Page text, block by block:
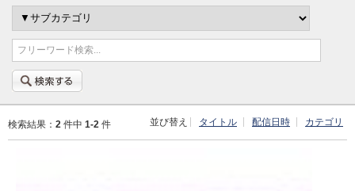
フリーワード検索...
検索結果： 2 件中 1-2 件 並び替え タイトル 配信日時 カテゴリ